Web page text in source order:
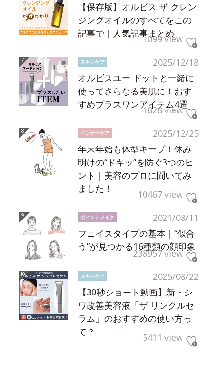
【保存版】オルビス ザ クレン
ジングオイルのすべてをこの
記事で｜人気記事まとめ
1099 view
2025/12/18
スキンケア
オルビスユー ドットと一緒に
使ってさらなる美肌に！おす
すめプラスワンアイテム4選
1828 view
2025/12/25
インナーケア
年末年始も体型キープ！休み
明けの“ドキッ”を防ぐ3つのヒ
ント｜美容のプロに聞いてみ
ました！
10467 view
2021/08/11
ポイントメイク
フェイスタイプの基本｜“似合
う”が見つかる16種類の顔印象
238957 view
2025/08/22
スキンケア
【30秒ショート動画】新・シ
ワ改善美容液「ザ リンクルセ
ラム」のおすすめの使い方っ
て？
5411 view